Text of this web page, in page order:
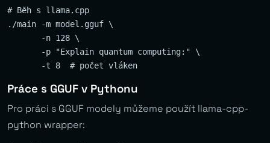
# Běh s llama.cpp
./main -m model.gguf \
       -n 128 \
       -p "Explain quantum computing:" \
Práce s GGUF v Pythonu
Pro práci s GGUF modely můžeme použít llama-cpp-
python wrapper: